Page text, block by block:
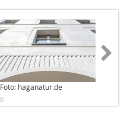
Foto: haganatur.de